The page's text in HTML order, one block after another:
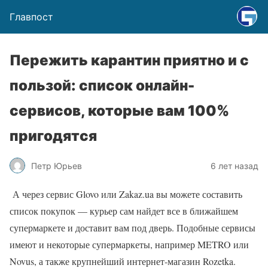
Главпост
Пережить карантин приятно и с
пользой: список онлайн-
сервисов, которые вам 100%
пригодятся
Петр Юрьев 6 лет назад
А через сервис Glovo или Zakaz.ua вы можете составить
список покупок — курьер сам найдет все в ближайшем
супермаркете и доставит вам под дверь. Подобные сервисы
имеют и некоторые супермаркеты, например METRO или
Novus, а также крупнейший интернет-магазин Rozetka.